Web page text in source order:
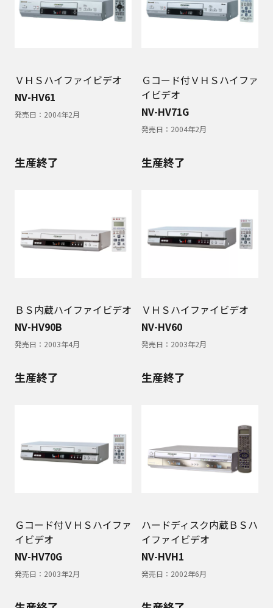
ＶＨＳハイファイビデオ
NV-HV61
発売日： 2004年2月
Ｇコード付ＶＨＳハイファ
イビデオ
NV-HV71G
発売日： 2004年2月
生産終了
ＢＳ内蔵ハイファイビデオ
NV-HV90B
発売日： 2003年4月
生産終了
ＶＨＳハイファイビデオ
NV-HV60
発売日： 2003年2月
生産終了
Ｇコード付ＶＨＳハイファ
イビデオ
NV-HV70G
発売日： 2003年2月
生産終了
ハードディスク内蔵ＢＳハ
イファイビデオ
NV-HVH1
発売日： 2002年6月